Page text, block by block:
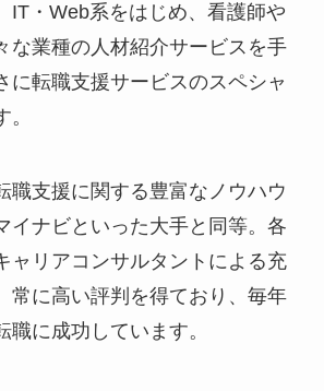
IT・Web系をはじめ、看護師や
な業種の人材紹介サービスを手
に転職支援サービスのスペシャ
職支援に関する豊富なノウハウ
イナビといった大手と同等。各
ャリアコンサルタントによる充
常に高い評判を得ており、毎年
職に成功しています。